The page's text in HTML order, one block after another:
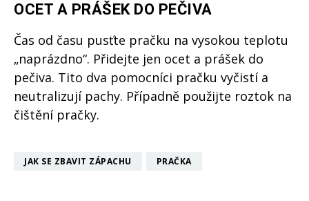
OCET A PRÁŠEK DO PEČIVA
Čas od času pusťte pračku na vysokou teplotu
„naprázdno“. Přidejte jen ocet a prášek do
pečiva. Tito dva pomocníci pračku vyčistí a
neutralizují pachy. Případně použijte roztok na
čištění pračky.
JAK SE ZBAVIT ZÁPACHU PRAČKA